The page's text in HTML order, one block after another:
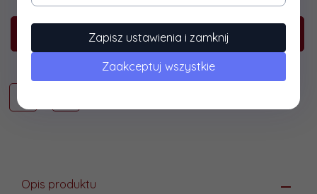
Opis produktu
Zapisz ustawienia i zamknij
Zaakceptuj wszystkie